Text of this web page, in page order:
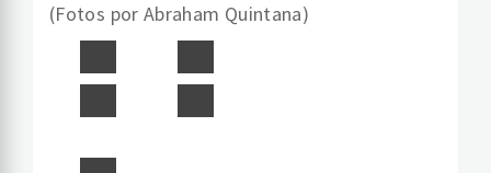
(Fotos por Abraham Quintana)